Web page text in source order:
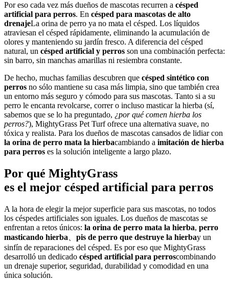
Por eso cada vez más dueños de mascotas recurren a césped
artificial para perros. En césped para mascotas de alto
drenajeLa orina de perro ya no mata el césped. Los líquidos
atraviesan el césped rápidamente, eliminando la acumulación de
olores y manteniendo su jardín fresco. A diferencia del césped
natural, un césped artificial y perros son una combinación perfecta:
sin barro, sin manchas amarillas ni resiembra constante.
De hecho, muchas familias descubren que césped sintético con
perros no sólo mantiene su casa más limpia, sino que también crea
un entorno más seguro y cómodo para sus mascotas. Tanto si a su
perro le encanta revolcarse, correr o incluso masticar la hierba (sí,
sabemos que se lo ha preguntado, ¿por qué comen hierba los
perros?), MightyGrass Pet Turf ofrece una alternativa suave, no
tóxica y realista. Para los dueños de mascotas cansados de lidiar con
la orina de perro mata la hierbacambiando a imitación de hierba
para perros es la solución inteligente a largo plazo.
Por qué MightyGrass
es el mejor césped artificial para perros
A la hora de elegir la mejor superficie para sus mascotas, no todos
los céspedes artificiales son iguales. Los dueños de mascotas se
enfrentan a retos únicos: la orina de perro mata la hierba, perro
masticando hierba
pis de perro que destruye la hierbay un
sinfín de reparaciones del césped. Es por eso que MightyGrass
desarrolló un dedicado césped artificial para perroscombinando
un drenaje superior, seguridad, durabilidad y comodidad en una
única solución.